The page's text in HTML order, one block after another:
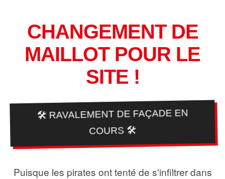
CHANGEMENT DE
MAILLOT POUR LE
SITE !
🛠️ RAVALEMENT DE FAÇADE EN
COURS 🛠️
Puisque les pirates ont tenté de s'infiltrer dans